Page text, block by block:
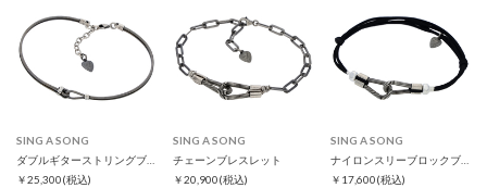
SING A SONG
￥25,300(税込)
SING A SONG
チェーンブレスレット
￥20,900(税込)
SING A SONG
ナイロンスリーブロックブレスレット
￥17,600(税込)